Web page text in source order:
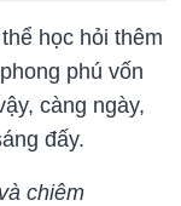
học hỏi thêm
phú vốn
càng ngày,
đấy.
chiêm